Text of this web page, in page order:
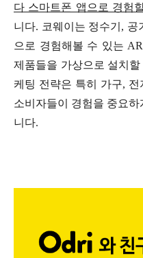
다 스마트폰 앱으로 경험
니다. 코웨이는 정수기, 공
으로 경험해볼 수 있는
제품들을 가상으로 설치
케팅 전략은 특히 가구,
소비자들이 경험을 중요
니다.